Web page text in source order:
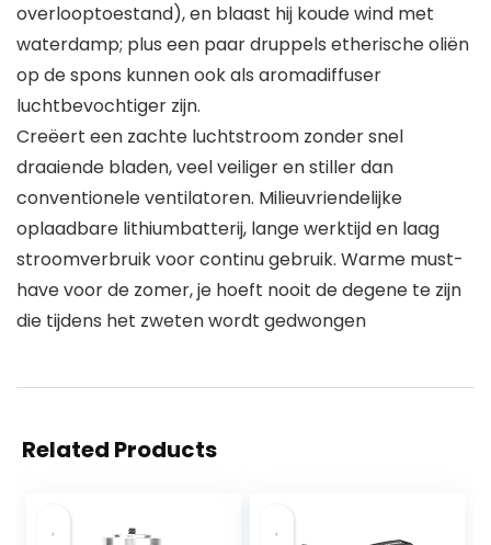
overlooptoestand), en blaast hij koude wind met
waterdamp; plus een paar druppels etherische oliën
op de spons kunnen ook als aromadiffuser
luchtbevochtiger zijn.
Creëert een zachte luchtstroom zonder snel
draaiende bladen, veel veiliger en stiller dan
conventionele ventilatoren. Milieuvriendelijke
oplaadbare lithiumbatterij, lange werktijd en laag
stroomverbruik voor continu gebruik. Warme must-
have voor de zomer, je hoeft nooit de degene te zijn
die tijdens het zweten wordt gedwongen
Related Products